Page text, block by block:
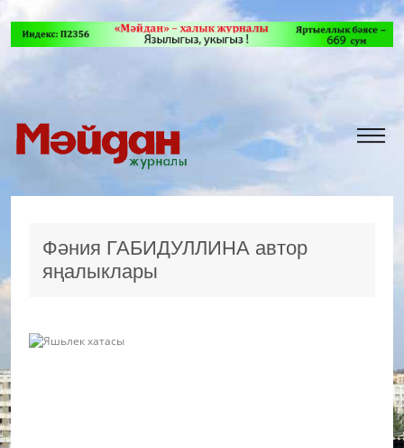
Фәния ГАБИДУЛЛИНА автор
яңалыклары